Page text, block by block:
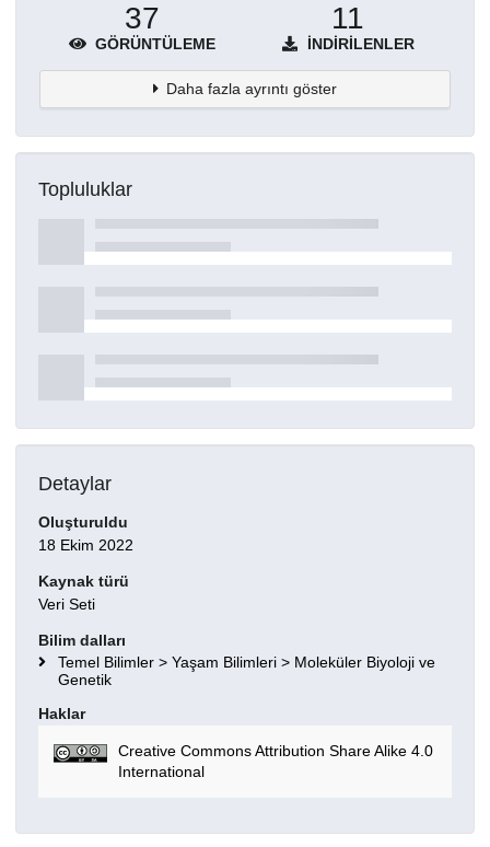
37
GÖRÜNTÜLEME
11
İNDIRILENLER
Daha fazla ayrıntı göster
Topluluklar
Detaylar
Oluşturuldu
18 Ekim 2022
Kaynak türü
Veri Seti
Bilim dalları
Temel Bilimler > Yaşam Bilimleri > Moleküler Biyoloji ve
Genetik
Haklar
Creative Commons Attribution Share Alike 4.0
International